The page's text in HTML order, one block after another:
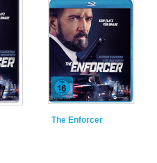
The Enforcer